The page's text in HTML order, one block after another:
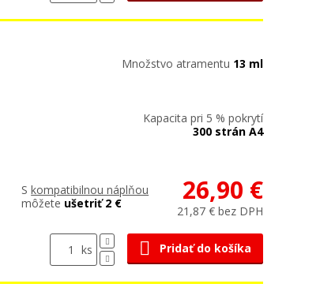
Množstvo atramentu 13 ml
Kapacita pri 5 % pokrytí
300 strán A4
Skompatibilnou náplňou
môžete ušetriť 2 € 26,90 €
21,87 € bez DPH
ks Pridať do košíka